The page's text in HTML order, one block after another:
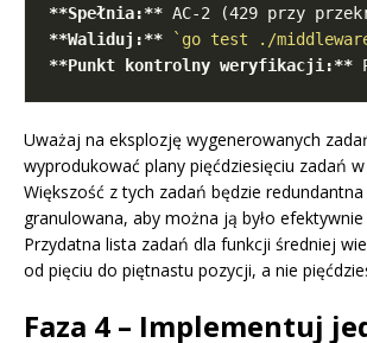
**Spełnia:**
**Waliduj:**
`go test ./
**Punkt kontrolny weryfikacji:**
Uważaj na eksplozję wygenerowanych
wyprodukować plany pięćdziesięciu zadań
Większość z tych zadań będzie
granulowana, aby można ją było
Przydatna lista zadań dla funkcji średniej
od pięciu do piętnastu pozycji, a nie
Faza 4 – Implementuj